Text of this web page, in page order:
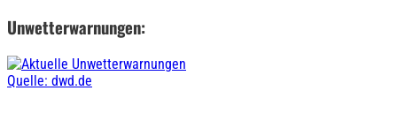
Unwetterwarnungen:
Quelle: dwd.de